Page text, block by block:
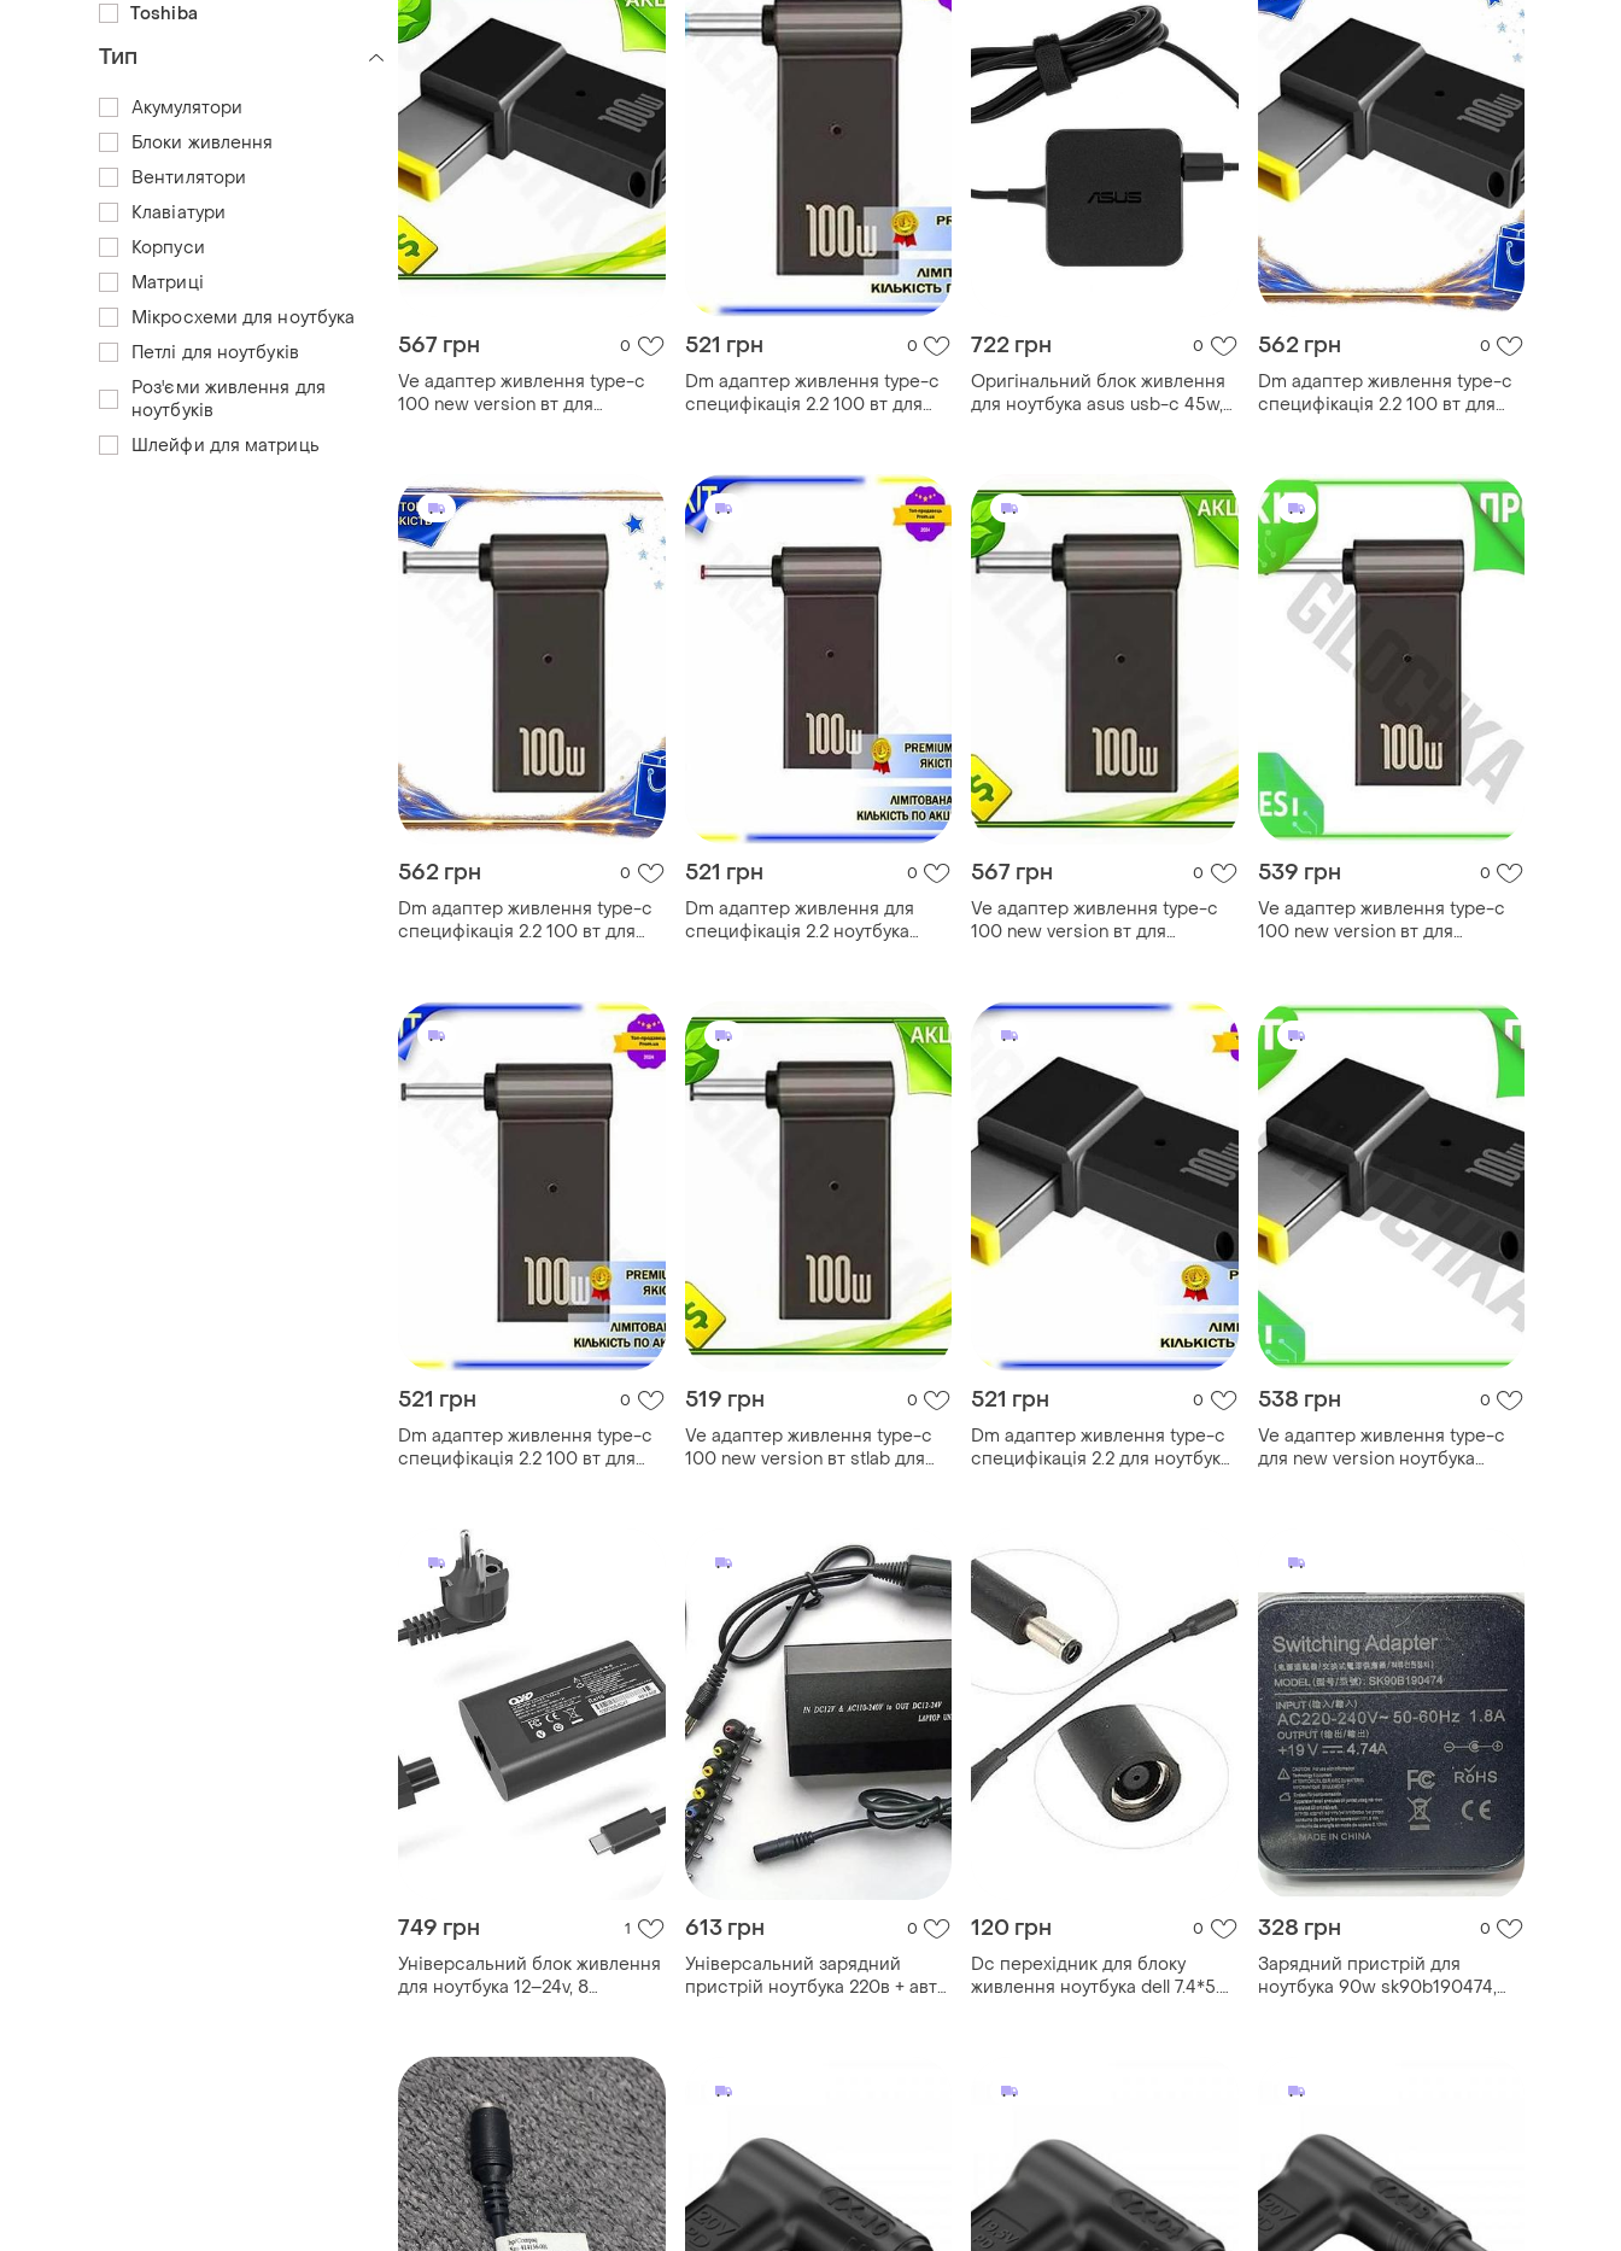
567 грн 0
Ve адаптер живлення type-c
100 new version вт для
521 грн 0
Dm адаптер живлення type-c
специфікація 2.2 100 вт для
722 грн 0
Оригінальний блок живлення
для ноутбука asus usb-c 45w,
562 грн 0
Dm адаптер живлення type-c
специфікація 2.2 100 вт для
562 грн 0
Dm адаптер живлення type-c
специфікація 2.2 100 вт для
521 грн 0
Dm адаптер живлення для
специфікація 2.2 ноутбука
567 грн 0
Ve адаптер живлення type-c
100 new version вт для
n6w_ver
539 грн 0
Ve адаптер живлення type-c
100 new version вт для
перехідник n6w_ver
521 грн 0
Dm адаптер живлення type-c
специфікація 2.2 100 вт для
519 грн 0
Ve адаптер живлення type-c
100 new version вт stlab для
521 грн 0
Dm адаптер живлення type-c
специфікація 2.2 для ноутбука
538 грн 0
Ve адаптер живлення type-c
для new version ноутбука
749 грн 1
Універсальний блок живлення
для ноутбука 12–24v, 8
613 грн 0
Універсальний зарядний
пристрій ноутбука 220в + авто
120 грн 0
Dc перехідник для блоку
живлення ноутбука dell 7.4*5.0
328 грн 0
Зарядний пристрій для
ноутбука 90w sk90b190474,
Toshiba
Тип
Акумулятори
Блоки живлення
Вентилятори
Клавіатури
Корпуси
Матриці
Мікросхеми для ноутбука
Петлі для ноутбуків
Роз'єми живлення для
ноутбуків
Шлейфи для матриць